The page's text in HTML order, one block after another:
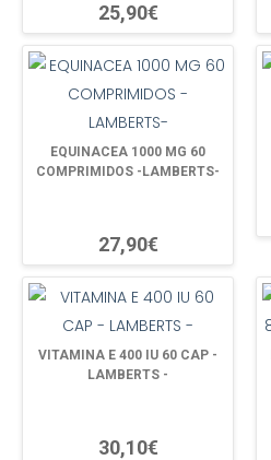
25,90€
EQUINACEA 1000 MG 60
COMPRIMIDOS -LAMBERTS-
27,90€
VITAMINA E 400 IU 60 CAP -
LAMBERTS -
30,10€